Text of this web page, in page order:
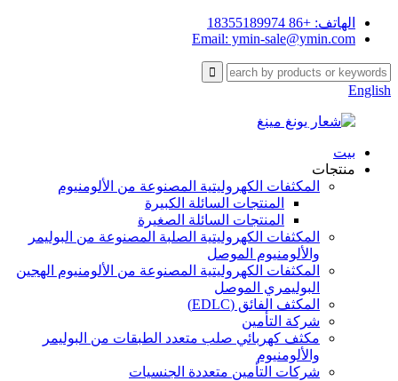
الهاتف: +86 18355189974
Email: ymin-sale@ymin.com
English
بيت
منتجات
المكثفات الكهروليتية المصنوعة من الألومنيوم
المنتجات السائلة الكبيرة
المنتجات السائلة الصغيرة
المكثفات الكهروليتية الصلبة المصنوعة من البوليمر
والألومنيوم الموصل
المكثفات الكهروليتية المصنوعة من الألومنيوم الهجين
البوليمري الموصل
المكثف الفائق (EDLC)
شركة التأمين
مكثف كهربائي صلب متعدد الطبقات من البوليمر
والألومنيوم
شركات التأمين متعددة الجنسيات